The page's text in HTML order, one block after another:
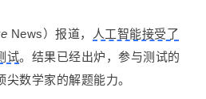
News）报道，
人工智能接受了
试。结果已经出炉，参与测试的
尖数学家的解题能力。